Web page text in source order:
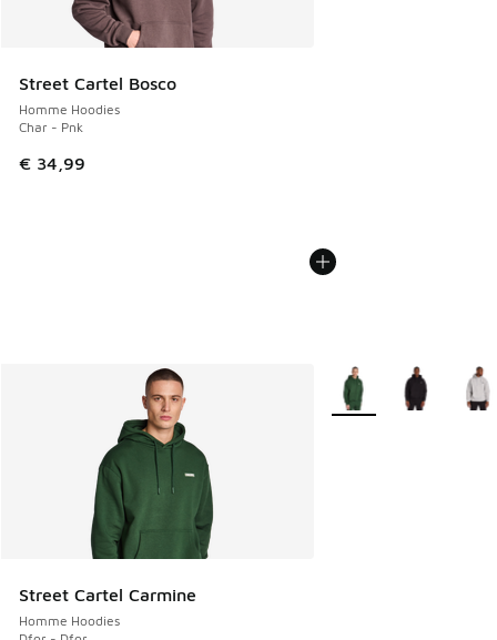
Street Cartel Bosco
Homme Hoodies
Char - Pnk
€ 34,99
Street Cartel Carmine
Homme Hoodies
Plus de couleurs